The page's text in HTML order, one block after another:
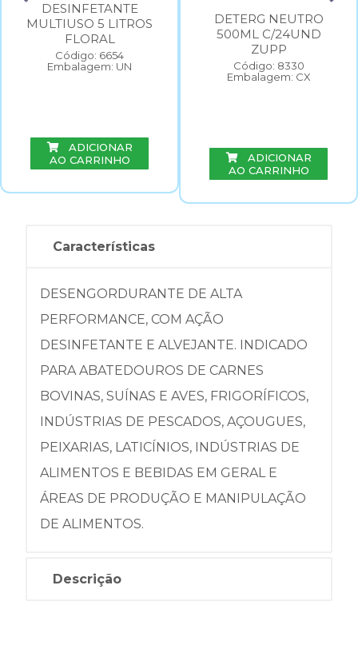
DESINFETANTE
MULTIUSO 5 LITROS
FLORAL
Código: 6654
Embalagem: UN
ADICIONAR
AO CARRINHO
DETERG NEUTRO
500ML C/24UND
ZUPP
Código: 8330
Embalagem: CX
ADICIONAR
AO CARRINHO
Características
DESENGORDURANTE DE ALTA
PERFORMANCE, COM AÇÃO
DESINFETANTE E ALVEJANTE. INDICADO
PARA ABATEDOUROS DE CARNES
BOVINAS, SUÍNAS E AVES, FRIGORÍFICOS,
INDÚSTRIAS DE PESCADOS, AÇOUGUES,
PEIXARIAS, LATICÍNIOS, INDÚSTRIAS DE
ALIMENTOS E BEBIDAS EM GERAL E
ÁREAS DE PRODUÇÃO E MANIPULAÇÃO
DE ALIMENTOS.
Descrição